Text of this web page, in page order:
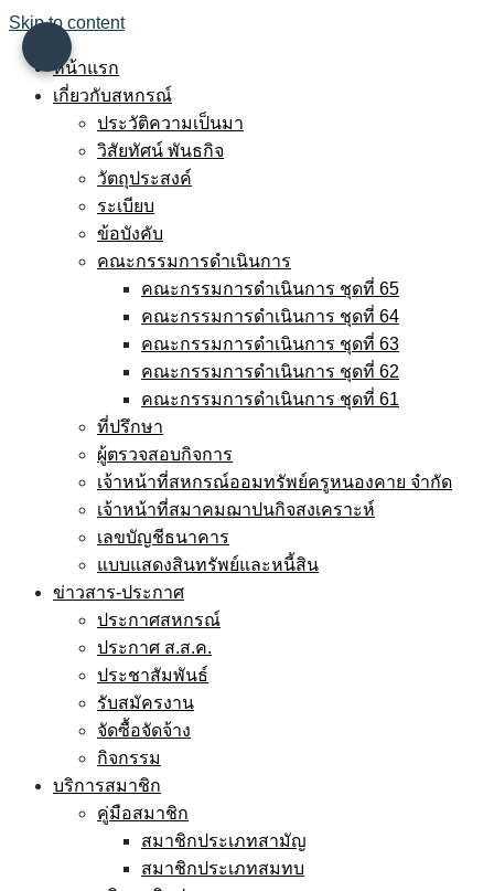
Skip to content
หน้าแรก
เกี่ยวกับสหกรณ์
ประวัติความเป็นมา
วิสัยทัศน์ พันธกิจ
วัตถุประสงค์
ระเบียบ
ข้อบังคับ
คณะกรรมการดำเนินการ
คณะกรรมการดำเนินการ ชุดที่ 65
คณะกรรมการดำเนินการ ชุดที่ 64
คณะกรรมการดำเนินการ ชุดที่ 63
คณะกรรมการดำเนินการ ชุดที่ 62
คณะกรรมการดำเนินการ ชุดที่ 61
ที่ปรึกษา
ผู้ตรวจสอบกิจการ
เจ้าหน้าที่สหกรณ์ออมทรัพย์ครูหนองคาย จำกัด
เจ้าหน้าที่สมาคมฌาปนกิจสงเคราะห์
เลขบัญชีธนาคาร
แบบแสดงสินทรัพย์และหนี้สิน
ข่าวสาร-ประกาศ
ประกาศสหกรณ์
ประกาศ ส.ส.ค.
ประชาสัมพันธ์
รับสมัครงาน
จัดซื้อจัดจ้าง
กิจกรรม
บริการสมาชิก
คู่มือสมาชิก
สมาชิกประเภทสามัญ
สมาชิกประเภทสมทบ